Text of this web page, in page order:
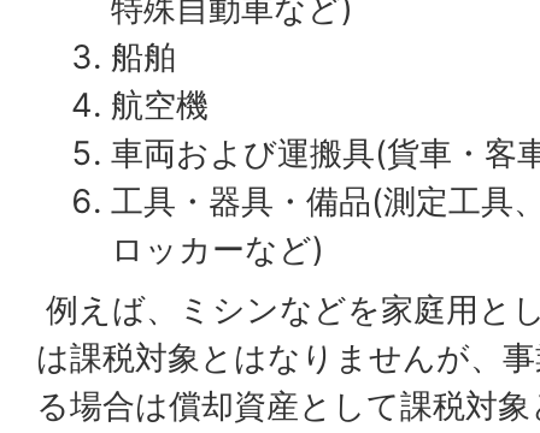
特殊自動車など)
船舶
航空機
車両および運搬具(貨車・客
工具・器具・備品(測定工具
ロッカーなど)
例えば、ミシンなどを家庭用と
は課税対象とはなりませんが、
る場合は償却資産として課税対